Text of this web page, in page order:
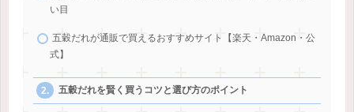
い目
五穀だれが通販で買えるおすすめサイト【楽天・Amazon・公
式】
五穀だれを賢く買うコツと選び方のポイント